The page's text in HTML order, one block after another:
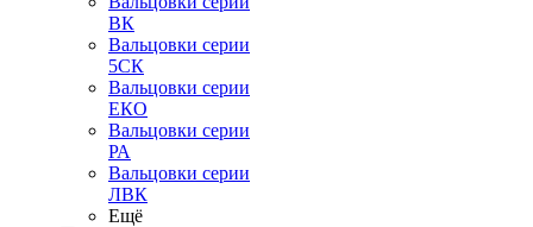
ВК
Вальцовки серии
5СК
Вальцовки серии
ЕКО
Вальцовки серии
РА
Вальцовки серии
ЛВК
Ещё